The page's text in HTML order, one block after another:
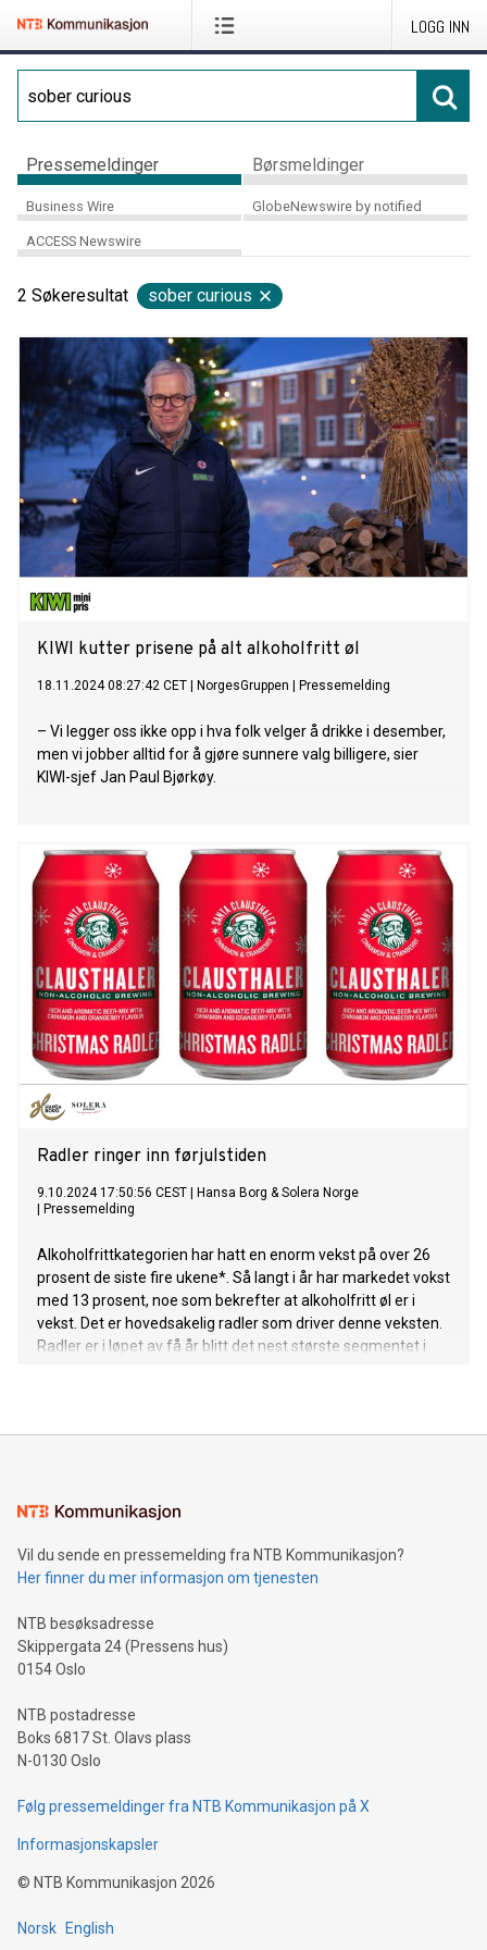
LOGG INN
Pressemeldinger Børsmeldinger
Business Wire GlobeNewswire by notified
ACCESS Newswire
2 Søkeresultat sober curious
KIWI kutter prisene på alt alkoholfritt øl
18.11.2024 08:27:42 CET NorgesGruppen Pressemelding
– Vi legger oss ikke opp i hva folk velger å drikke i desember,
men vi jobber alltid for å gjøre sunnere valg billigere, sier
KIWI-sjef Jan Paul Bjørkøy.
Radler ringer inn førjulstiden
9.10.2024 17:50:56 CEST
Hansa Borg & Solera Norge
Pressemelding
Alkoholfrittkategorien har hatt en enorm vekst på over 26
prosent de siste fire ukene*. Så langt i år har markedet vokst
med 13 prosent, noe som bekrefter at alkoholfritt øl er i
vekst. Det er hovedsakelig radler som driver denne veksten.
Radler er i løpet av få år blitt det nest største segmentet i
Vil du sende en pressemelding fra NTB Kommunikasjon?
Her finner du mer informasjon om tjenesten
NTB besøksadresse
Skippergata 24 (Pressens hus)
0154 Oslo
NTB postadresse
Boks 6817 St. Olavs plass
N-0130 Oslo
Følg pressemeldinger fra NTB Kommunikasjon på X
Informasjonskapsler
© NTB Kommunikasjon 2026
Norsk English